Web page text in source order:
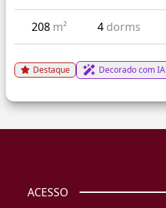
208 m² 4 dorms
Destaque Decorado com IA
ACESSO